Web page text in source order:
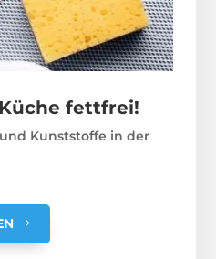
fettfrei!
Kunststoffe in der